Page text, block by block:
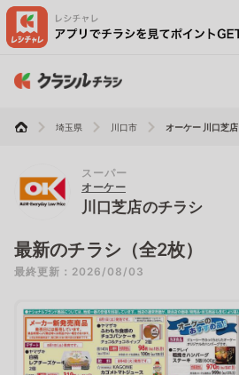
埼玉県 川口市 オーケー 川口芝店
スーパー
オーケー
川口芝店のチラシ
最新のチラシ（全2枚）
最終更新：2026/08/03